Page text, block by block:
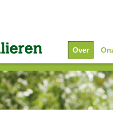
Over